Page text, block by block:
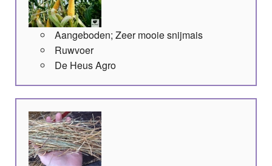
Aangeboden; Zeer mooie snijmais
Ruwvoer
De Heus Agro